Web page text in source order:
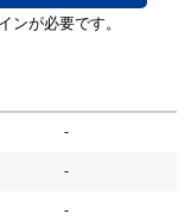
-
-
-